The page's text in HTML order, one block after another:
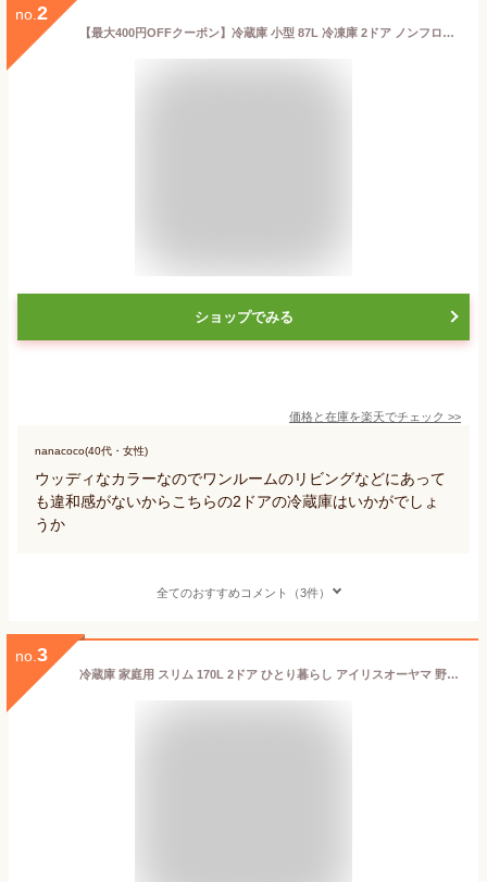
no. 2
【最大400円OFFクーポン】冷蔵庫 小型 87L 冷凍庫 2ドア ノンフロン冷凍冷蔵庫 家庭用 2台目 冷蔵庫 小型 コンパクト パーソナル 右開き シンプル 省エネ おしゃれ 新生活 一人暮らし PRC-B092D 男前インテリア
ショップでみる
価格と在庫を楽天でチェック >>
nanacoco(40代・女性)
ウッディなカラーなのでワンルームのリビングなどにあって
も違和感がないからこちらの2ドアの冷蔵庫はいかがでしょ
うか
全てのおすすめコメント（3件）
no. 3
冷蔵庫 家庭用 スリム 170L 2ドア ひとり暮らし アイリスオーヤマ 野菜ケース スリム 冷凍冷蔵庫 右開き ホワイト ブラック 小型 静音 おしゃれ自炊 新生活 冷凍庫 冷蔵 冷凍 一人暮らし 小型 セカンド冷凍庫 サブ冷凍庫 IRSD-17A